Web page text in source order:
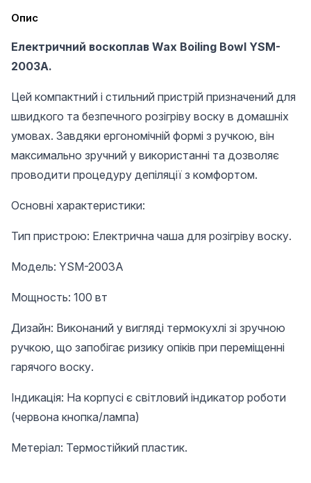
Опис
Електричний воскоплав Wax Boiling Bowl YSM-
2003A.
Цей компактний і стильний пристрій призначений для
швидкого та безпечного розігріву воску в домашніх
умовах. Завдяки ергономічній формі з ручкою, він
максимально зручний у використанні та дозволяє
проводити процедуру депіляції з комфортом.
Основні характеристики:
Тип пристрою: Електрична чаша для розігріву воску.
Модель: YSM-2003A
Мощность: 100 вт
Дизайн: Виконаний у вигляді термокухлі зі зручною
ручкою, що запобігає ризику опіків при переміщенні
гарячого воску.
Індикація: На корпусі є світловий індикатор роботи
(червона кнопка/лампа)
Метеріал: Термостійкий пластик.